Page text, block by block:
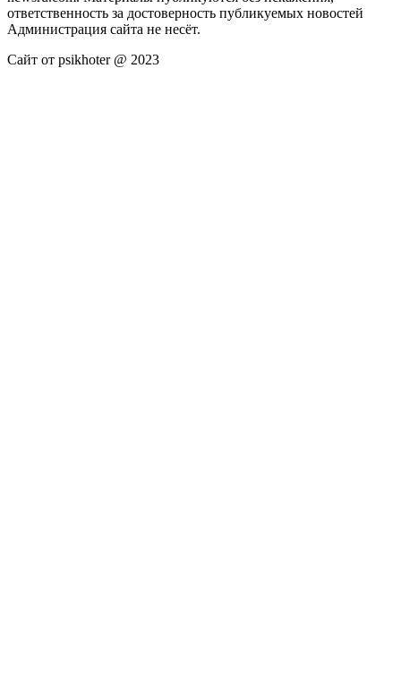
ответственность за достоверность публикуемых новостей
Администрация сайта не несёт.
Сайт от psikhoter @ 2023